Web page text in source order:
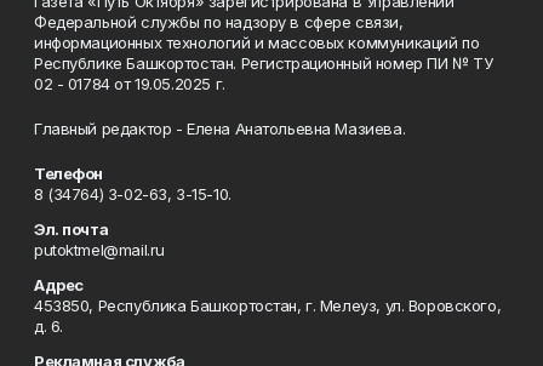
Федеральной службы по надзору в сфере связи,
информационных технологий и массовых коммуникаций по
Республике Башкортостан. Регистрационный номер ПИ № ТУ
02 - 01784 от 19.05.2025 г.
Главный редактор - Елена Анатольевна Мазиева.
Телефон
8 (34764) 3-02-63, 3-15-10.
Эл. почта
putoktmel@mail.ru
Адрес
453850, Республика Башкортостан, г. Мелеуз, ул. Воровского,
д. 6.
Рекламная служба